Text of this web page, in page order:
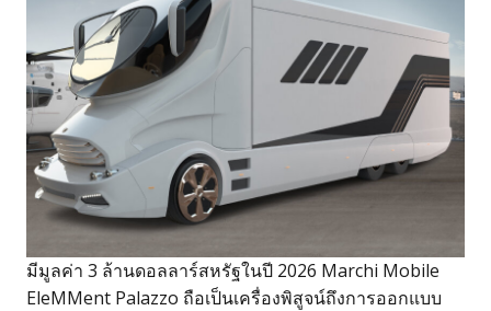
มีมูลค่า 3 ล้านดอลลาร์สหรัฐในปี 2026 Marchi Mobile
EleMMent Palazzo ถือเป็นเครื่องพิสูจน์ถึงการออกแบบ